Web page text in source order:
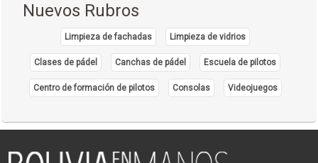
Arquitectura
Construcción Civil
Consultorías
Diseño de Interiores
Nuevos Rubros
Limpieza de fachadas Limpieza de vidrios
Clases de pádel Canchas de pádel Escuela de pilotos
Centro de formación de pilotos Consolas Videojuegos